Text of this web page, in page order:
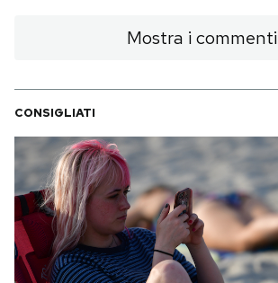
Mostra i commenti
CONSIGLIATI